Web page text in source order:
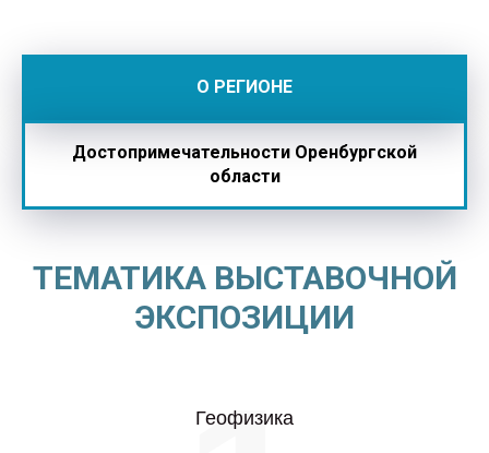
О РЕГИОНЕ
Достопримечательности Оренбургской
области
ТЕМАТИКА ВЫСТАВОЧНОЙ
ЭКСПОЗИЦИИ
Геофизика